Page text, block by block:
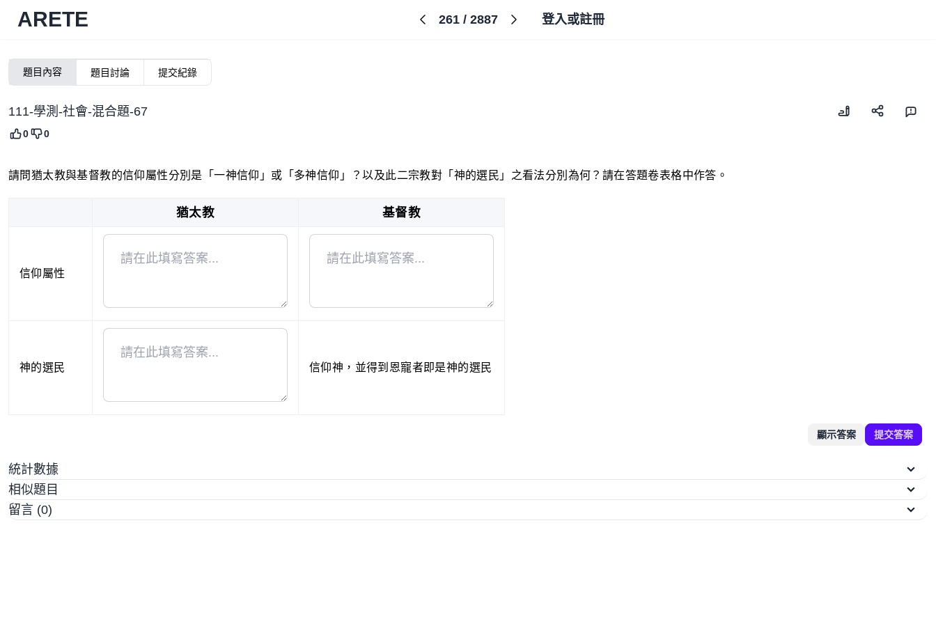
ARETE 261/ 2887 登入或註冊
題目內容 題目討論 提交紀錄
111-學測-社會-混合題-67
0 0
請問猶太教與基督教的信仰屬性分別是「一神信仰」或「多神信仰」？以及此二宗教對「神的選民」之看法分別為何？請在答題卷表格中作答。
猶太教 基督教
信仰屬性
神的選民 信仰神，並得到恩寵者即是神的選民
顯示答案 提交答案
統計數據
相似題目
留言 (0)